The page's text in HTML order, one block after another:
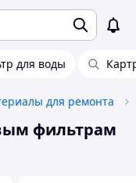
для воды
для ремонта
фильтрам